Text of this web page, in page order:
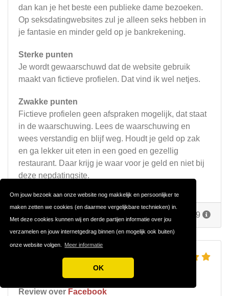
Om jouw bezoek aan onze website nog makkelijk en persoonlijker te
maken zetten we cookies (en daarmee vergelijkbare technieken) in.
Met deze cookies kunnen wij en derde partijen informatie over jou
verzamelen en jouw internetgedrag binnen (en mogelijk ook buiten)
onze website volgen. Meer informatie
OK
dan kan je het beste een publieke dame bezoeken.
Op seksdatingwebsites zul je alleen seks hebben in
je fantasie en minder geld op je bankrekening.
Sterke punten
Je wordt gewaarschuwd dat de website gebruik
maakt van fictieve profielen. Dat vind ik wel netjes.
Zwakke punten
Fictieve profielen geen afspraken mogelijk, dat staat
in de waarschuwing. Lees de waarschuwing en
wees verstandig en blijf weg. Houdt je geld op zak
en ga lekker uit eten in een goed en gezellig
restaurant. Daar krijg je waar voor je geld en niet bij
deze nepdatingsite.
op 20 juni 2019
FACEBOOK DATING
DIT KAN JE VERWACHTEN
Review over Facebook